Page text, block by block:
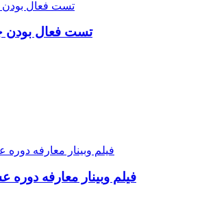
تست فعال بودن
فیلم وبینار معارفه